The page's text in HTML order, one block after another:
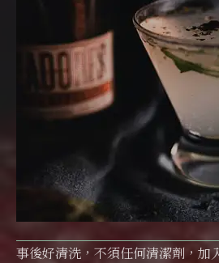
事後好清洗，不須任何清潔劑，加